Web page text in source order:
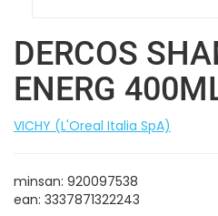
DERCOS
ENERG
VICHY (L'Oreal Italia SpA)
minsan: 920097538
ean: 3337871322243